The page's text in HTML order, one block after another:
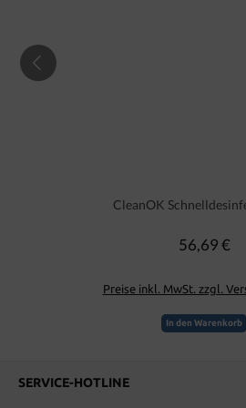
CleanOK
Regulärer
56,69 €
Preise inkl. MwSt. zzgl.
In den Warenkorb
SERVICE-HOTLINE